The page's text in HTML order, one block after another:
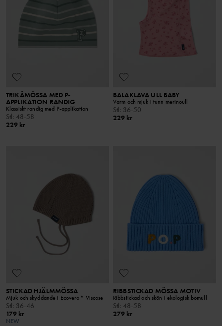
TRIKÅMÖSSA MED P-
APPLIKATION RANDIG
Klassiskt randig med P-applikation
Stl: 48-58
229 kr
BALAKLAVA ULL BABY
Varm och mjuk i tunn merinoull
Stl: 36-50
229 kr
STICKAD HJÄLMMÖSSA
Mjuk och skyddande i Ecovero™ Viscose
Stl : 36-46
179 kr
NEW
RIBBSTICKAD MÖSSA MOTIV
Ribbstickad och skön i ekologisk bomull
Stl : 48-58
279 kr